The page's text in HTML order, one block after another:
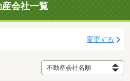
会社一覧
変更する